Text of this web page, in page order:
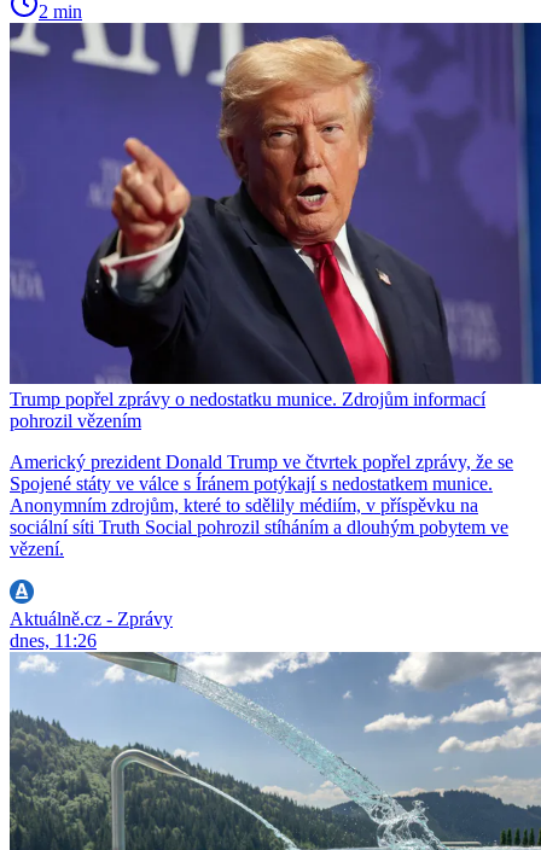
2 min
Trump popřel zprávy o nedostatku munice. Zdrojům informací
pohrozil vězením
Americký prezident Donald Trump ve čtvrtek popřel zprávy, že se
Spojené státy ve válce s Íránem potýkají s nedostatkem munice.
Anonymním zdrojům, které to sdělily médiím, v příspěvku na
sociální síti Truth Social pohrozil stíháním a dlouhým pobytem ve
vězení.
Aktuálně.cz - Zprávy
dnes, 11:26